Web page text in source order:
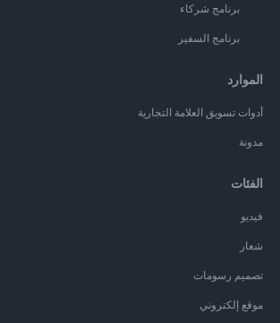
برنامج شركاء
برنامج السفير
الموارد
أدوات تسويق العلامة التجارية
مدونة
الفئات
فيديو
شعار
تصميم رسومات
موقع إلكتروني